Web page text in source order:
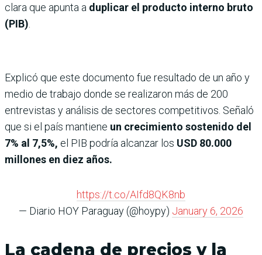
clara que apunta a duplicar el producto interno bruto
(PIB)
Explicó que este documento fue resultado de un año y
medio de trabajo donde se realizaron más de 200
entrevistas y análisis de sectores competitivos. Señaló
que si el país mantiene un crecimiento sostenido del
7% al 7,5%, el PIB podría alcanzar los USD 80.000
millones en diez años.
https://t.co/AIfd8QK8nb
— Diario HOY Paraguay (@hoypy) January 6, 2026
La cadena de precios y la